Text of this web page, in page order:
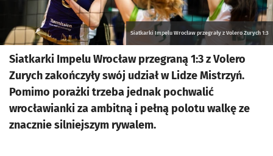
Siatkarki Impelu Wrocław przegrały z Volero Zurych 1:3
Siatkarki Impelu Wrocław przegraną 1:3 z Volero
Zurych zakończyły swój udział w Lidze Mistrzyń.
Pomimo porażki trzeba jednak pochwalić
wrocławianki za ambitną i pełną polotu walkę ze
znacznie silniejszym rywalem.